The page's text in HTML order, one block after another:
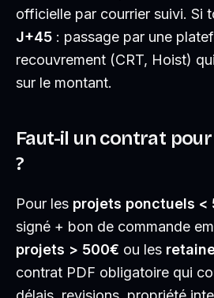
officielle par courrier suivi. Si
J+45 : passage par une
recouvrement (CRT, Hoist)
sur le montant.
Faut-il un contrat
?
Pour les projets ponctuels <
signé + bon de commande
projets > 500€ ou les
contrat PDF obligatoire qui